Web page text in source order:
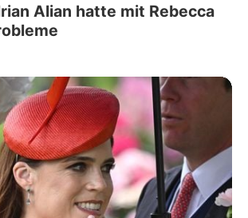
Alian hatte mit Rebecca